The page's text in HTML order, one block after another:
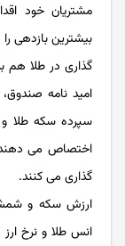
مشتریان خود
بیشترین بازدهی
گذاری در طلا هم
سپرده سکه طلا
اختصاص می ‌دهند؛
‌گذاری می ‌کنند.
ارزش سکه و شمش
انس طلا و نرخ